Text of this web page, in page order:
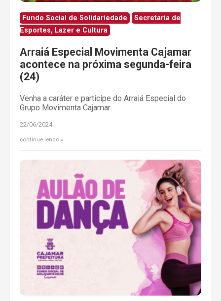
Fundo Social de Solidariedade
Secretaria de
Esportes, Lazer e Cultura
Arraiá Especial Movimenta Cajamar
acontece na próxima segunda-feira
(24)
Venha a caráter e participe do Arraiá Especial do
Grupo Movimenta Cajamar
22/06/2024
continue lendo